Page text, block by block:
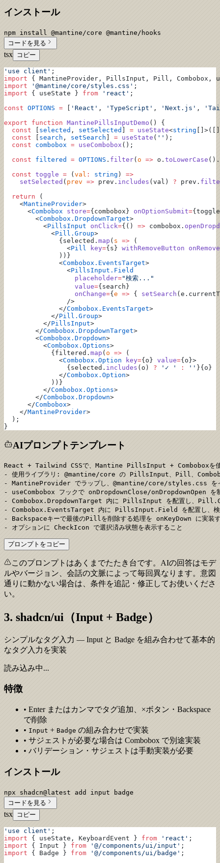
インストール
npm install @mantine/core @mantine/hooks
コードを見る
tsx コピー
'use client' ;
import { MantineProvider, PillsInput, Pill, Combobox,
import '@mantine/core/styles.css' ;
import { useState } from 'react' ;
const OPTIONS = [ 'React' , 'TypeScript' , 'Next.js' ,
export function MantinePillsInputDemo () {
  const
[ selected , setSelected ] = useState<string
  const
[ search , setSearch ] = useState ( '' );
  const
combobox = useCombobox ();
  const
filtered = OPTIONS . filter(o => o. toLowerCase ().
  const
toggle = (val : string ) =>
    setSelected
( prev => prev. includes (val) ? prev.
  return
(
    <
MantineProvider>
      <
Combobox store={combobox} onOptionSubmit=
        <
Combobox.DropdownTarget>
          <
PillsInput onClick={() => combobox.
            <
Pill.Group>
              {selected.
map ( s => (
                <
Pill key={s} withRemoveButton onRemove
              ))}
              <
Combobox.EventsTarget>
                <
PillsInput.Field
                  placeholder
="検索..."
                  value
={search}
                  onChange
={e => { setSearch
                />
              </
Combobox.EventsTarget>
            </
Pill.Group>
          </
PillsInput>
        </
Combobox.DropdownTarget>
        <
Combobox.Dropdown>
          <
Combobox.Options>
            {filtered.
map (o => (
              <
Combobox.Option key={o} value={o}>
                {selected.
includes (o) ? '✓ ' : '' }{o}
              </
Combobox.Option>
            ))}
          </
Combobox.Options>
        </
Combobox.Dropdown>
      </
Combobox>
    </
MantineProvider>
  );
}
AIプロンプトテンプレート
React + Tailwind CSSで、Mantine PillsInput + Comboboxを使っ
- 使用ライブラリ: @mantine/core の PillsInput、Pill、
- MantineProvider でラップし、@mantine/core/styles.css をイ
- useCombobox フックで onDropdownClose/onDropdownOpen を
- Combobox.DropdownTarget 内に PillsInput を配置し、
- Combobox.EventsTarget 内に PillsInput.Field を配置し、検索
- Backspaceキーで最後のPillを削除する処理を onKeyDown に実装
- オプションに CheckIcon で選択済み状態を表示すること
プロンプトをコピー
このプロンプトはあくまでたたき台です。AIの回答はモデ
ルやバージョン、会話の文脈によって毎回異なります。意図
通りに動かない場合は、条件を追記・修正してお使いくださ
い。
3. shadcn/ui（Input + Badge）
シンプルなタグ入力 — Input と Badge を組み合わせて基本的
なタグ入力を実装
読み込み中...
特徴
• Enter またはカンマでタグ追加、×ボタン・Backspace
で削除
• Input + Badge の組み合わせで実装
• サジェストが必要な場合は Combobox で別途実装
• バリデーション・サジェストは手動実装が必要
インストール
npx shadcn@latest add input badge
コードを見る
tsx コピー
'use client' ;
import { useState, KeyboardEvent } from 'react' ;
import { Input } from '@/components/ui/input' ;
import { Badge } from '@/components/ui/badge' ;